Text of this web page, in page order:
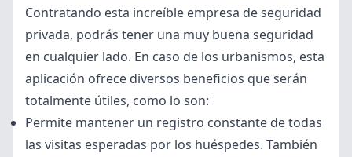
Contratando esta increíble empresa de seguridad
privada, podrás tener una muy buena seguridad
en cualquier lado. En caso de los urbanismos, esta
aplicación ofrece diversos beneficios que serán
totalmente útiles, como lo son:
Permite mantener un registro constante de todas
las visitas esperadas por los huéspedes. También